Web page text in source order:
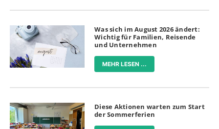
Was sich im August 2026 ändert:
Wichtig für Familien, Reisende
und Unternehmen
MEHR LESEN ...
Diese Aktionen warten zum Start
der Sommerferien